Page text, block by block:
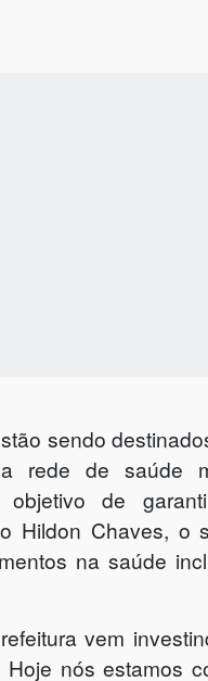
sendo
rede de saúde
de
Hildon Chaves, o
na saúde
vem
nós estamos